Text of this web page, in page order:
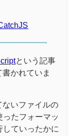
という記事
かれていま
ないファイルの
たフォーマッ
していったかに